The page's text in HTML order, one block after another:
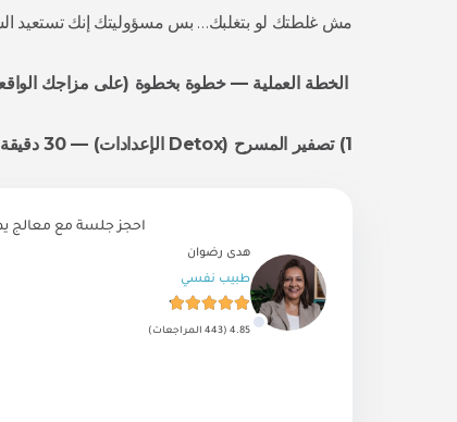
مش غلطتك لو بتغلبك… بس مسؤوليتك إنك تستعيد
الخطة العملية — خطوة بخطوة (على مزاجك
1) تصفير المسرح (Detox الإعدادات) — 30 دقيقة مرة واحدة
احجز جلسة مع معالج
هدى رضوان
طبيب نفسي
4.85 (443 المراجعات)